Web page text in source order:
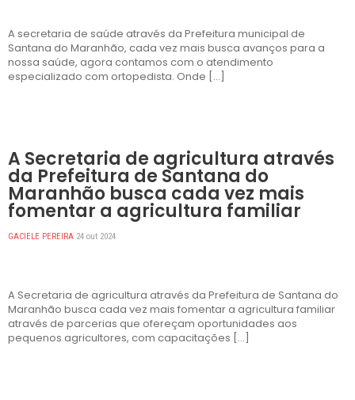
A secretaria de saúde através da Prefeitura municipal de
Santana do Maranhão, cada vez mais busca avanços para a
nossa saúde, agora contamos com o atendimento
especializado com ortopedista. Onde […]
A Secretaria de agricultura através
da Prefeitura de Santana do
Maranhão busca cada vez mais
fomentar a agricultura familiar
GACIELE PEREIRA 24 out 2024
A Secretaria de agricultura através da Prefeitura de Santana do
Maranhão busca cada vez mais fomentar a agricultura familiar
através de parcerias que ofereçam oportunidades aos
pequenos agricultores, com capacitações […]